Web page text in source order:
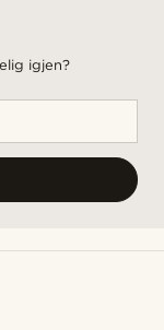
igjen?